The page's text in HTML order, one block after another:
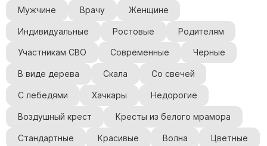
Мужчине Врачу Женщине
Индивидуальные Ростовые Родителям
Участникам СВО Современные Черные
В виде дерева Скала Со свечей
С лебедями Хачкары Недорогие
Воздушный крест Кресты из белого мрамора
Стандартные Красивые Волна Цветные